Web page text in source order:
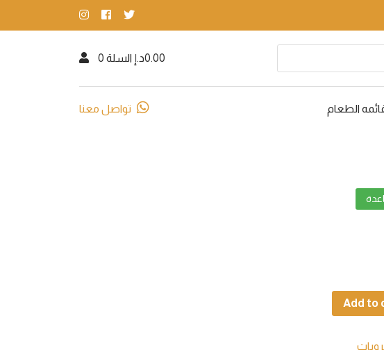
0.00د.إ السلة 0
الطعام تواصل معنا
Add to